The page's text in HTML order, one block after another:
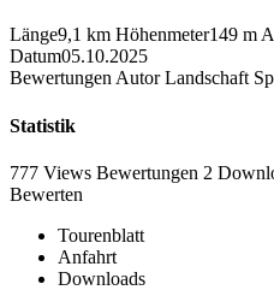
Länge9,1 km Höhenmeter149 m
Datum05.10.2025
Bewertungen Autor Landschaft
Statistik
777 Views Bewertungen 2
Bewerten
Tourenblatt
Anfahrt
Downloads